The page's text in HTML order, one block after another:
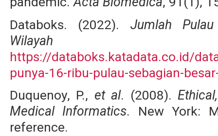
Databoks. (2022). Jumlah
Wilayah
https://databoks.katadata.co.id/
punya-16-ribu-pulau-sebagian-
Duquenoy, P., et al. (2008).
Medical Informatics. New York:
reference.